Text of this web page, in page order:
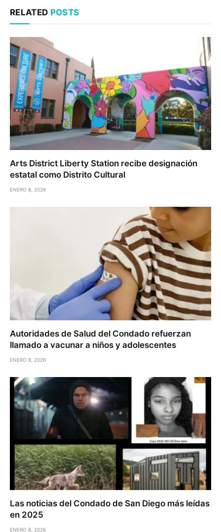
RELATED POSTS
Arts District Liberty Station recibe designación
estatal como Distrito Cultural
ENERO 8, 2026
Autoridades de Salud del Condado refuerzan
llamado a vacunar a niños y adolescentes
ENERO 8, 2026
Las noticias del Condado de San Diego más leídas
en 2025
ENERO 8, 2026